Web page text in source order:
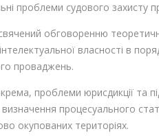
проблеми судового захисту
обговоренню
власності в
проваджень.
проблеми юрисдикції та
процесуального
окупованих територіях.